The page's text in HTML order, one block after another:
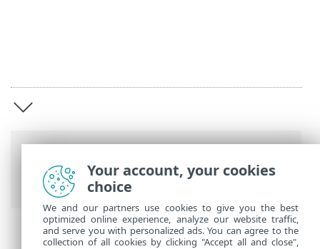
Ajuda on-line ESET ESET VPN
Your account, your cookies
choice
We and our partners use cookies to give you the best
optimized online experience, analyze our website traffic,
and serve you with personalized ads. You can agree to the
collection of all cookies by clicking "Accept all and close",